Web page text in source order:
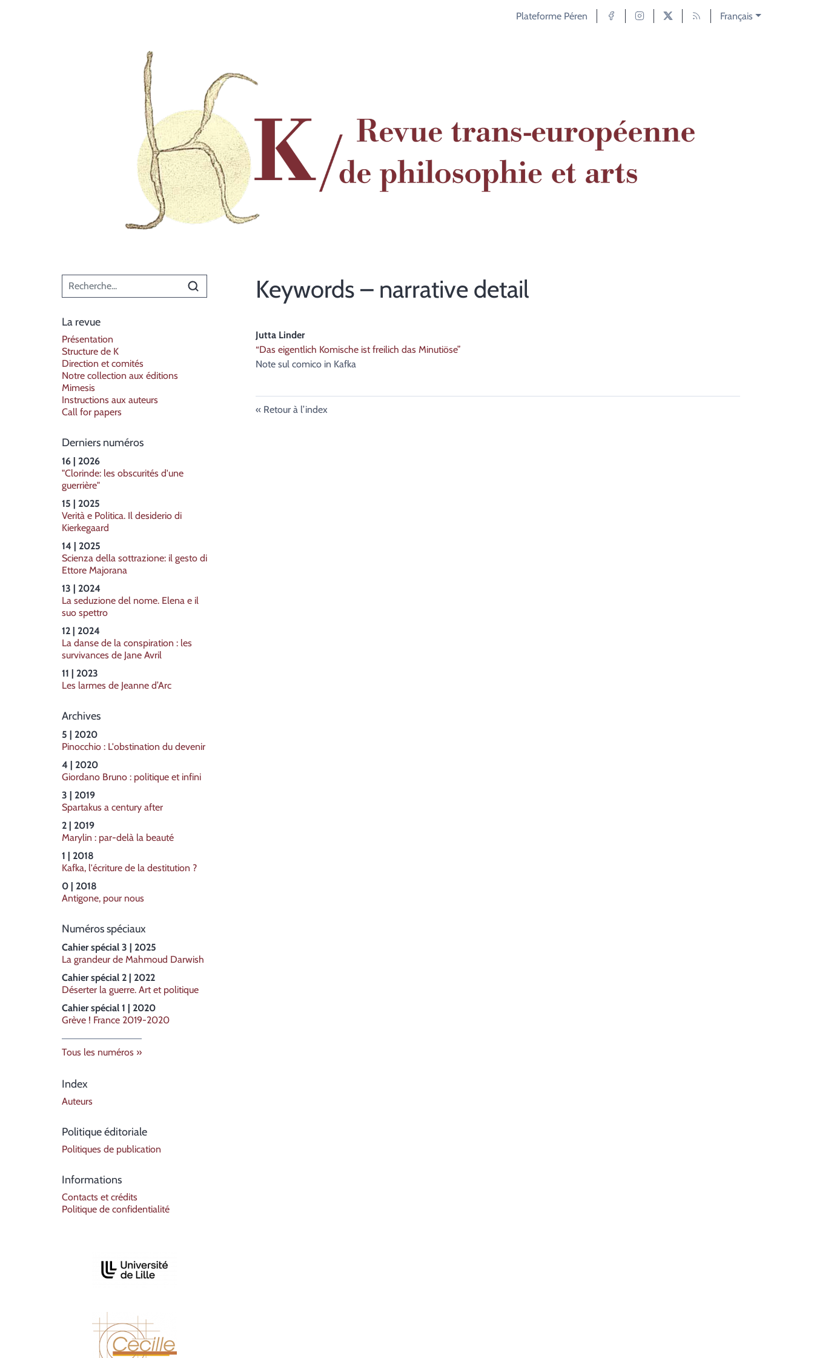
Plateforme Péren Français
Menu principal
La revue
Présentation
Structure de K
Direction et comités
Notre collection aux éditions
Mimesis
Instructions aux auteurs
Call for papers
Derniers numéros
16 | 2026
"Clorinde: les obscurités d'une
guerrière"
15 | 2025
Verità e Politica. Il desiderio di
Kierkegaard
14 | 2025
Scienza della sottrazione: il gesto di
Ettore Majorana
13 | 2024
La seduzione del nome. Elena e il
suo spettro
12 | 2024
La danse de la conspiration : les
survivances de Jane Avril
11 | 2023
Les larmes de Jeanne d’Arc
Archives
5 | 2020
Pinocchio : L'obstination du devenir
4 | 2020
Giordano Bruno : politique et infini
3 | 2019
Spartakus a century after
2 | 2019
Marylin : par-delà la beauté
1 | 2018
Kafka, l'écriture de la destitution ?
0 | 2018
Antigone, pour nous
Numéros spéciaux
Cahier spécial 3 | 2025
La grandeur de Mahmoud Darwish
Cahier spécial 2 | 2022
Déserter la guerre. Art et politique
Cahier spécial 1 | 2020
Grève ! France 2019-2020
Tous les numéros
Index
Auteurs
Politique éditoriale
Politiques de publication
Informations
Contacts et crédits
Politique de confidentialité
Keywords – narrative detail
Jutta Linder
“Das eigentlich Komische ist freilich das Minutiöse”
Note sul comico in Kafka
Retour à l’index